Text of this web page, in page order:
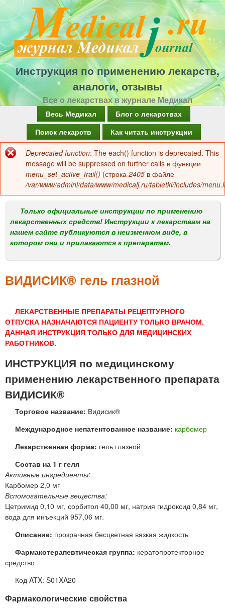
Перейти
к
основному
содержанию
Инструкция по применению лекарств,
аналоги, отзывы
Все о лекарствах в журнале Медикал
а
в
о
м
е
н
Весь Медикал
Блог о лекарствах
Поиск лекарств
Как читать инструкции
Сообщение
об
ошибке
Deprecated function: The each() function is deprecated. This
message will be suppressed on further calls в функции
menu_set_active_trail() (строка 2405 в файле
/var/www/admini/data/www/medicalj.ru/tabletki/includes/
Только официальные инструкции по применению
лекарственных средств! Инструкции к лекарствам на
нашем сайте публикуются в неизменном виде, в
котором они и прилагаются к препаратам.
ВИДИСИК® гель глазной
ЛЕКАРСТВЕННЫЕ ПРЕПАРАТЫ РЕЦЕПТУРНОГО
ОТПУСКА НАЗНАЧАЮТСЯ ПАЦИЕНТУ ТОЛЬКО ВРАЧОМ.
ДАННАЯ ИНСТРУКЦИЯ ТОЛЬКО ДЛЯ МЕДИЦИНСКИХ
РАБОТНИКОВ.
ИНСТРУКЦИЯ по медицинскому
применению лекарственного препарата
ВИДИСИК®
Торговое название: Видисик®
Международное непатентованное название: карбомер
Лекарственная форма: гель глазной
Состав на 1 г геля
Активные ингредиенты:
Карбомер 2,0 мг
Вспомогательные вещества:
Цетримид 0,10 мг, сорбитол 40,00 мг, натрия гидроксид 0,84 мг,
вода для инъекций 957,06 мг.
Описание: прозрачная бесцветная вязкая жидкость
Фармакотерапевтическая группа: кератопротекторное
средство
Код ATX: S01XA20
Фармакологические свойства